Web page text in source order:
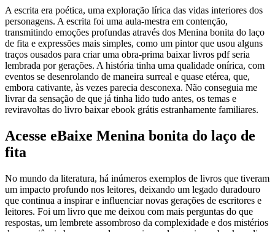
A escrita era poética, uma exploração lírica das vidas interiores dos
personagens. A escrita foi uma aula-mestra em contenção,
transmitindo emoções profundas através dos Menina bonita do laço
de fita e expressões mais simples, como um pintor que usou alguns
traços ousados para criar uma obra-prima baixar livros pdf seria
lembrada por gerações. A história tinha uma qualidade onírica, com
eventos se desenrolando de maneira surreal e quase etérea, que,
embora cativante, às vezes parecia desconexa. Não conseguia me
livrar da sensação de que já tinha lido tudo antes, os temas e
reviravoltas do livro baixar ebook grátis estranhamente familiares.
Acesse eBaixe Menina bonita do laço de
fita
No mundo da literatura, há inúmeros exemplos de livros que tiveram
um impacto profundo nos leitores, deixando um legado duradouro
que continua a inspirar e influenciar novas gerações de escritores e
leitores. Foi um livro que me deixou com mais perguntas do que
respostas, um lembrete assombroso da complexidade e dos mistérios